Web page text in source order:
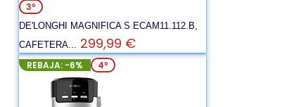
3º
DE'LONGHI MAGNIFICA S ECAM11.112.B,
CAFETERA... 299,99 €
REBAJA: -6% 4º